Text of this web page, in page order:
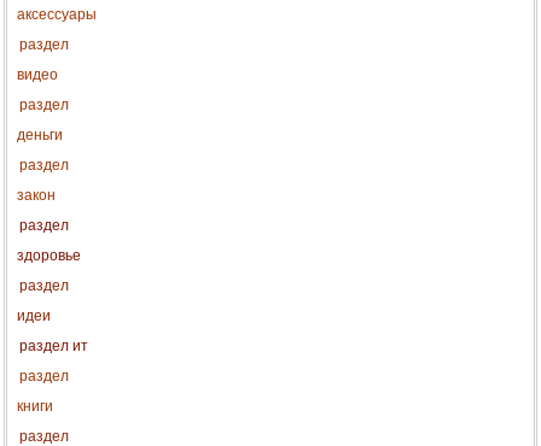
аксессуары
раздел
видео
раздел
деньги
раздел
закон
раздел
здоровье
раздел
идеи
раздел ит
раздел
книги
раздел